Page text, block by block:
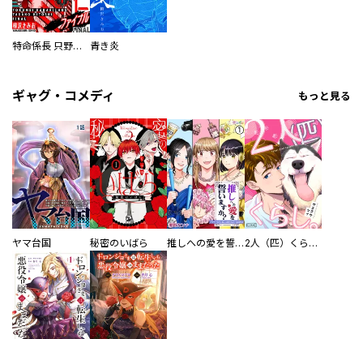
特命係長 只野仁ファイナル 愛蔵版 青き炎
ギャグ・コメディ もっと見る
ヤマ台国 秘密のいばら 推しへの愛を誓いますか？～アラサー女子、推しは逃げぬが人生逃げる～ 2人（匹）くらし。